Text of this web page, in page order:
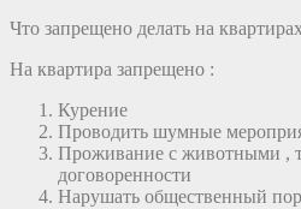
Что запрещено делать на
На квартира запрещено :
Курение
Проводить шумные
Проживание с животными ,
договоренности
Нарушать общественный